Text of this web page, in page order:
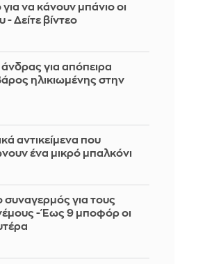
να κάνουν μπάνιο οι
- Δείτε βίντεο
για απόπειρα
ηλικιωμένης στην
αντικείμενα που
ένα μικρό μπαλκόνι
συναγερμός για τους
- Έως 9 μποφόρ οι